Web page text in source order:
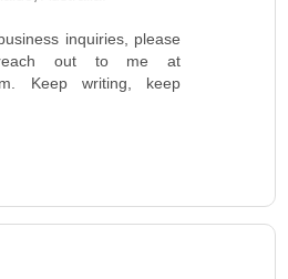
inquiries, please
out to me at
Keep writing, keep